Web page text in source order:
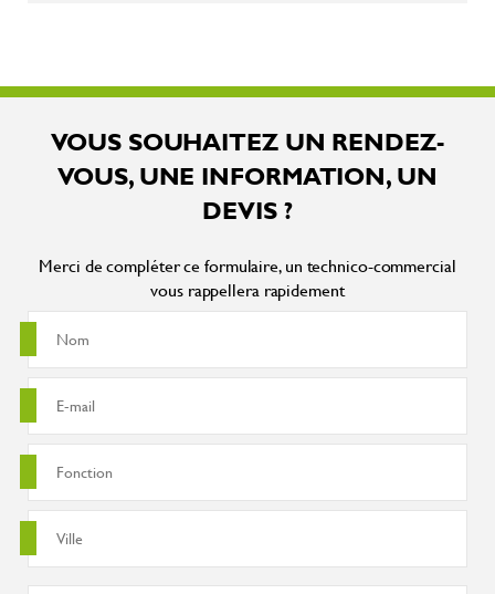
VOUS SOUHAITEZ UN RENDEZ-
VOUS, UNE INFORMATION, UN
DEVIS ?
Merci de compléter ce formulaire, un technico-commercial
vous rappellera rapidement